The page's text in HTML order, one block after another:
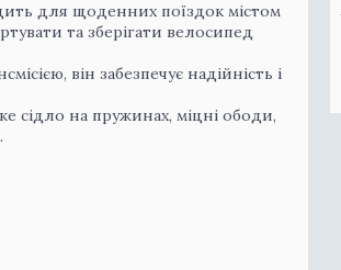
для щоденних поїздок містом
та зберігати велосипед
він забезпечує надійність і
сідло на пружинах, міцні ободи,